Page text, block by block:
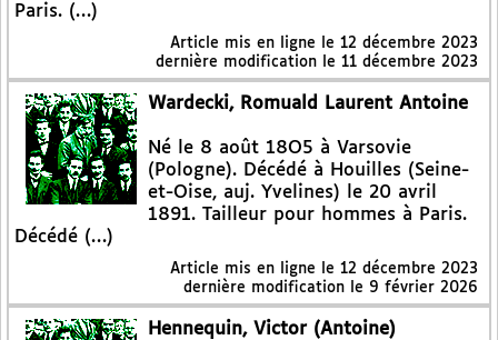
Paris. (…)
Article mis en ligne le 12 décembre 2023
dernière modification le 11 décembre 2023
Wardecki, Romuald Laurent Antoine
Né le 8 août 18O5 à Varsovie
(Pologne). Décédé à Houilles (Seine-
et-Oise, auj. Yvelines) le 20 avril
1891. Tailleur pour hommes à Paris.
Décédé (…)
Article mis en ligne le 12 décembre 2023
dernière modification le 9 février 2026
Hennequin, Victor (Antoine)